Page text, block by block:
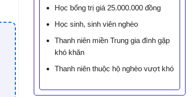
Học bổng trị giá 25.000.000 đồng
Học sinh, sinh viên nghèo
Thanh niên miền Trung gia đình gặp
khó khăn
Thanh niên thuộc hộ nghèo vượt khó